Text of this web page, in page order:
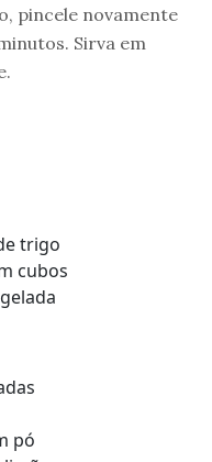
pincele novamente
Sirva em
trigo
cubos
pó